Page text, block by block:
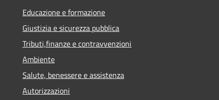
Educazione e formazione
Giustizia e sicurezza pubblica
Tributi,finanze e contravvenzioni
Ambiente
Salute, benessere e assistenza
Autorizzazioni